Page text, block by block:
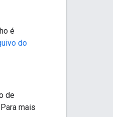
é
do
de
mais